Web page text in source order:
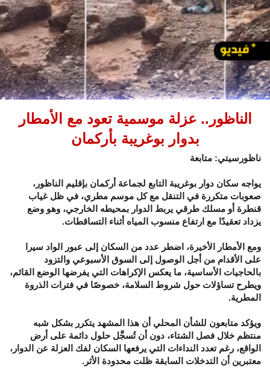
الناظور.. عزلة موسمية تعود مع الأمطار
بدوار بوغريبة بأركمان
ناظورسيتي: متابعة
يواجه سكان دوار بوغريبة التابع لجماعة أركمان بإقليم الناظور،
صعوبات متكررة في التنقل مع كل موسم مطري، في ظل غياب
قنطرة أو مسلك طرقي يربط الدوار بمحيطه الخارجي، وهو وضع
يزداد تعقيدًا مع ارتفاع منسوب المياه أثناء التساقطات.
ومع الأمطار الأخيرة، اضطر عدد من السكان إلى عبور الواد سيرا
على الأقدام من أجل الوصول إلى السوق الأسبوعي والتزود
بالحاجيات الأساسية، ما يعكس الإكراهات التي يفرضها الوضع القائم،
ويطرح تساؤلات حول شروط السلامة، خصوصًا في فترات الذروة
المطرية.
ويؤكد متابعون للشأن المحلي أن هذا المشهد يتكرر بشكل شبه
منتظم خلال فصل الشتاء، دون أن تُسجَّل حلول دائمة على أرض
الواقع، رغم تعدد النداءات التي يرفعها السكان لفك العزلة عن الدوار،
معتبرين أن التدخلات السابقة ظلت محدودة الأثر.